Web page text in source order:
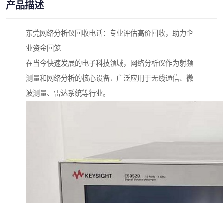
产品描述
东莞网络分析仪回收电话：专业评估高价回收，助力企
业资金回笼
在当今快速发展的电子科技领域，网络分析仪作为射频
测量和网络分析的核心设备，广泛应用于无线通信、微
波测量、雷达系统等行业。